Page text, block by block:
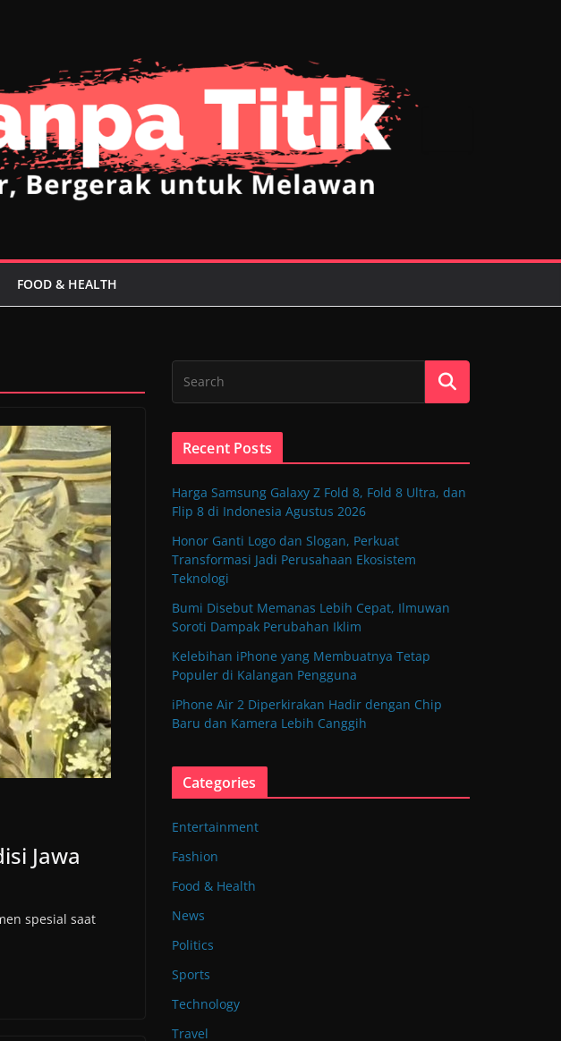
FOOD & HEALTH
Jawa
spesial saat
Recent Posts
Harga Samsung Galaxy Z Fold 8, Fold 8 Ultra, dan
Flip 8 di Indonesia Agustus 2026
Honor Ganti Logo dan Slogan, Perkuat
Transformasi Jadi Perusahaan Ekosistem
Teknologi
Bumi Disebut Memanas Lebih Cepat, Ilmuwan
Soroti Dampak Perubahan Iklim
Kelebihan iPhone yang Membuatnya Tetap
Populer di Kalangan Pengguna
iPhone Air 2 Diperkirakan Hadir dengan Chip
Baru dan Kamera Lebih Canggih
Categories
Entertainment
Fashion
Food & Health
News
Politics
Sports
Technology
Travel